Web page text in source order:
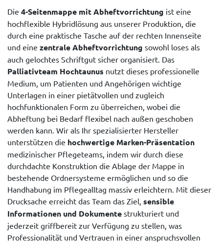
Die 4-Seitenmappe mit Abheftvorrichtung ist eine
hochflexible Hybridlösung aus unserer Produktion, die
durch eine praktische Tasche auf der rechten Innenseite
und eine zentrale Abheftvorrichtung sowohl loses als
auch gelochtes Schriftgut sicher organisiert. Das
Palliativteam Hochtaunus nutzt dieses professionelle
Medium, um Patienten und Angehörigen wichtige
Unterlagen in einer pietätvollen und zugleich
hochfunktionalen Form zu überreichen, wobei die
Abheftung bei Bedarf flexibel nach außen geschoben
werden kann. Wir als Ihr spezialisierter Hersteller
unterstützen die hochwertige Marken-Präsentation
medizinischer Pflegeteams, indem wir durch diese
durchdachte Konstruktion die Ablage der Mappe in
bestehende Ordnersysteme ermöglichen und so die
Handhabung im Pflegealltag massiv erleichtern. Mit dieser
Drucksache erreicht das Team das Ziel, sensible
Informationen und Dokumente strukturiert und
jederzeit griffbereit zur Verfügung zu stellen, was
Professionalität und Vertrauen in einer anspruchsvollen